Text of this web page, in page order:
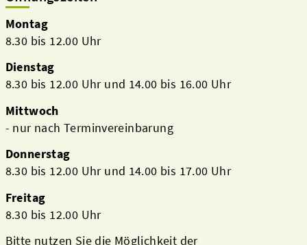
Montag
8.30 bis 12.00 Uhr
Dienstag
8.30 bis 12.00 Uhr und 14.00 bis 16.00 Uhr
Mittwoch
- nur nach Terminvereinbarung
Donnerstag
8.30 bis 12.00 Uhr und 14.00 bis 17.00 Uhr
Freitag
8.30 bis 12.00 Uhr
Bitte nutzen Sie die Möglichkeit der